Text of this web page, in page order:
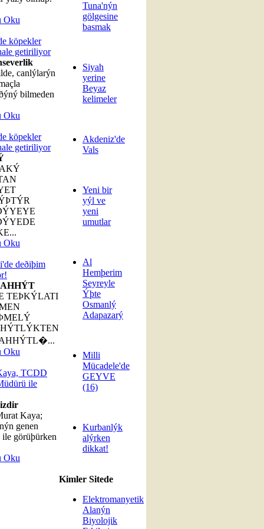
Oku
köpekler
getiriliyor
canlýlarýn
bilmeden
Oku
köpekler
getiriliyor
Oku
deðiþim
TEÞKÝLATI
Oku
TCDD
ile
Kaya;
genen
ile görüþürken
Oku
Tuna'nýn
gölgesine
basmak
Siyah
yerine
Beyaz
kelimeler
Akdeniz'de
Vals
Yeni bir
yýl ve
yeni
umutlar
Al
Hemþerim
Seyreyle
Ýþte
Osmanlý
Adapazarý
Milli
Mücadele'de
GEYVE
(16)
Kurbanlýk
alýrken
dikkat!
Kimler Sitede
Elektromanyetik
Alanýn
Biyolojik